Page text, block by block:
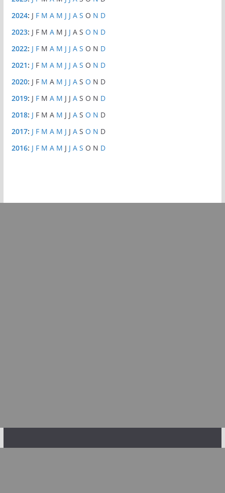
2024: J F M A M J J A S O N D
2023: J F M A M J J A S O N D
2022: J F M A M J J A S O N D
2021: J F M A M J J A S O N D
2020: J F M A M J J A S O N D
2019: J F M A M J J A S O N D
2018: J F M A M J J A S O N D
2017: J F M A M J J A S O N D
2016: J F M A M J J A S O N D